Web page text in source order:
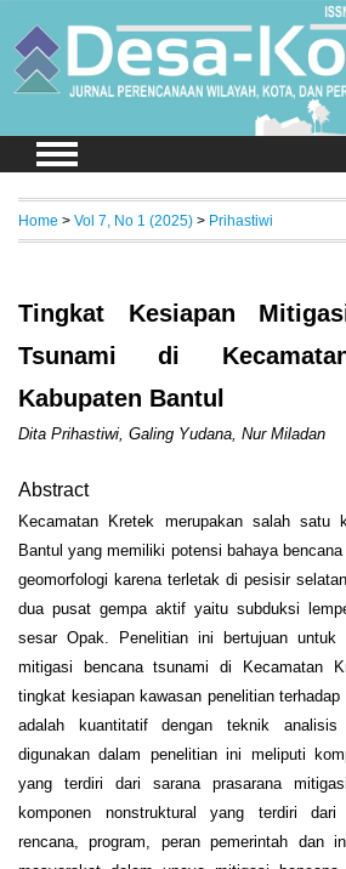
Home > Vol 7, No 1 (2025) > Prihastiwi
Tingkat Kesiapan
Tsunami di
Kabupaten Bantul
Dita Prihastiwi, Galing Yudana, Nur Miladan
Abstract
Kecamatan Kretek merupakan salah satu
Bantul yang memiliki potensi bahaya
geomorfologi karena terletak di pesisir
dua pusat gempa aktif yaitu subduksi
sesar Opak. Penelitian ini bertujuan untuk
mitigasi bencana tsunami di Kecamatan
tingkat kesiapan kawasan penelitian
adalah kuantitatif dengan teknik
digunakan dalam penelitian ini meliputi
yang terdiri dari sarana prasarana
komponen nonstruktural yang terdiri dari
rencana, program, peran pemerintah dan